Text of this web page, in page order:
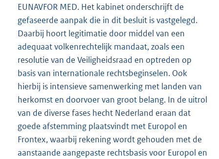
EUNAVFOR MED. Het kabinet onderschrijft de
gefaseerde aanpak die in dit besluit is vastgelegd.
Daarbij hoort legitimatie door middel van een
adequaat volkenrechtelijk mandaat, zoals een
resolutie van de Veiligheidsraad en optreden op
basis van internationale rechtsbeginselen. Ook
hierbij is intensieve samenwerking met landen van
herkomst en doorvoer van groot belang. In de uitrol
van de diverse fases hecht Nederland eraan dat
goede afstemming plaatsvindt met Europol en
Frontex, waarbij rekening wordt gehouden met de
aanstaande aangepaste rechtsbasis voor Europol en